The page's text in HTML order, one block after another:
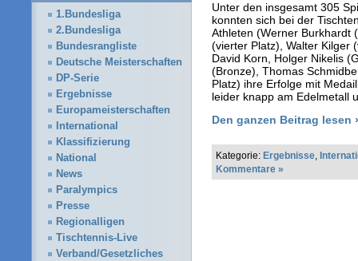
Unter den insgesamt 305
konnten sich bei der
Athleten (Werner Burkhardt
(vierter Platz), Walter Kilger
David Korn, Holger Nikelis
(Bronze), Thomas
Platz) ihre Erfolge mit
leider knapp am Edelmetall
Den ganzen Beitrag lesen
Kategorie: Ergebnisse
Kommentare »
1.Bundesliga
2.Bundesliga
Bundesrangliste
Deutsche Meisterschaften
DP-Serie
Ergebnisse
Europameisterschaften
International
Klassifizierung
National
News
Paralympics
Presse
Regionalligen
Tischtennis-Live
Verband/Gesetzliches